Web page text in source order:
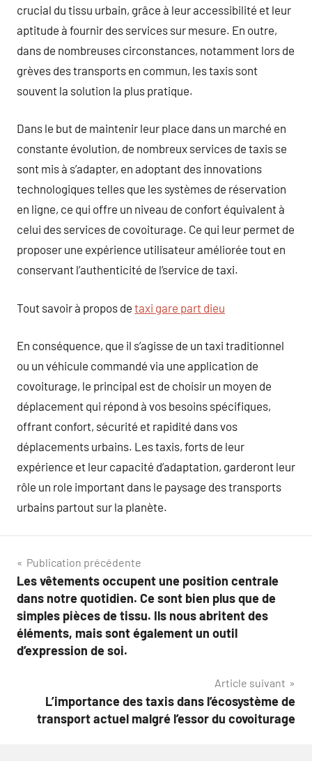
crucial du tissu urbain, grâce à leur accessibilité et leur
aptitude à fournir des services sur mesure. En outre,
dans de nombreuses circonstances, notamment lors de
grèves des transports en commun, les taxis sont
souvent la solution la plus pratique.
Dans le but de maintenir leur place dans un marché en
constante évolution, de nombreux services de taxis se
sont mis à s’adapter, en adoptant des innovations
technologiques telles que les systèmes de réservation
en ligne, ce qui offre un niveau de confort équivalent à
celui des services de covoiturage. Ce qui leur permet de
proposer une expérience utilisateur améliorée tout en
conservant l’authenticité de l’service de taxi.
Tout savoir à propos de taxi gare part dieu
En conséquence, que il s’agisse de un taxi traditionnel
ou un véhicule commandé via une application de
covoiturage, le principal est de choisir un moyen de
déplacement qui répond à vos besoins spécifiques,
offrant confort, sécurité et rapidité dans vos
déplacements urbains. Les taxis, forts de leur
expérience et leur capacité d’adaptation, garderont leur
rôle un role important dans le paysage des transports
urbains partout sur la planète.
Navigation
de
l’article
Publication précédente
Les vêtements occupent une position centrale
dans notre quotidien. Ce sont bien plus que de
simples pièces de tissu. Ils nous abritent des
éléments, mais sont également un outil
d’expression de soi.
Article suivant
L’importance des taxis dans l’écosystème de
transport actuel malgré l’essor du covoiturage